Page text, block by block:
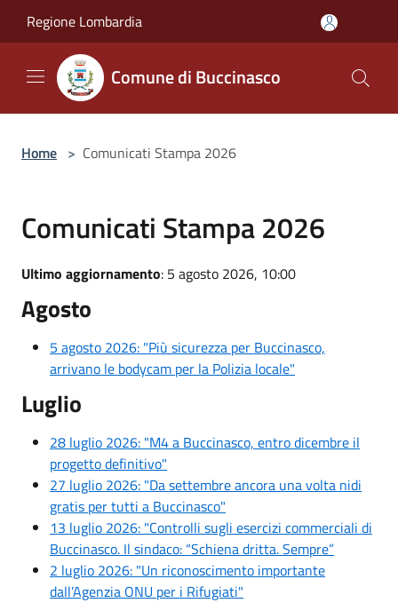
Regione Lombardia
Comune di Buccinasco
Home > Comunicati Stampa 2026
Comunicati Stampa 2026
Ultimo aggiornamento: 5 agosto 2026, 10:00
Agosto
5 agosto 2026: "Più sicurezza per Buccinasco,
arrivano le bodycam per la Polizia locale"
Luglio
28 luglio 2026: "M4 a Buccinasco, entro dicembre il
progetto definitivo"
27 luglio 2026: "Da settembre ancora una volta nidi
gratis per tutti a Buccinasco"
13 luglio 2026: "Controlli sugli esercizi commerciali di
Buccinasco. Il sindaco: “Schiena dritta. Sempre”
2 luglio 2026: "Un riconoscimento importante
dall’Agenzia ONU per i Rifugiati"